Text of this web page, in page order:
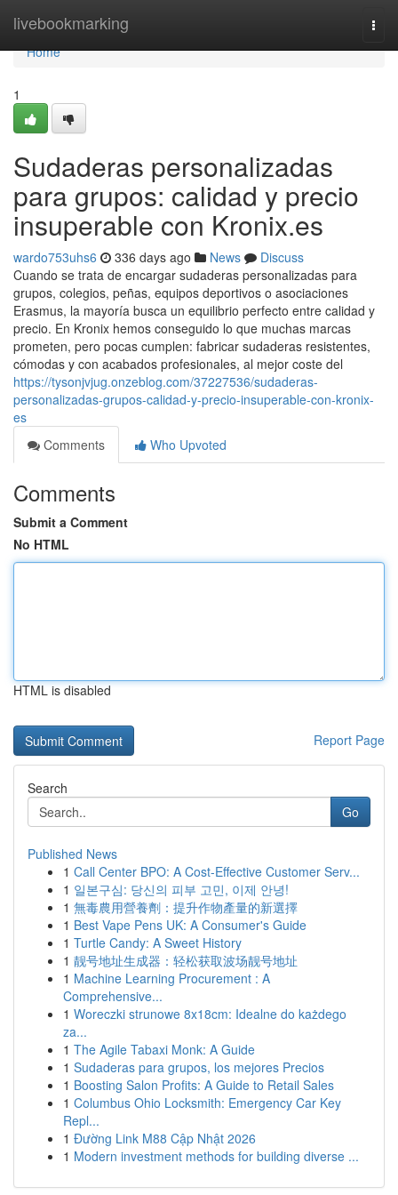
livebookmarking
Home
Home
1
Sudaderas personalizadas
para grupos: calidad y precio
insuperable con Kronix.es
wardo753uhs6 336 days ago News
Discuss
Cuando se trata de encargar sudaderas personalizadas para
grupos, colegios, peñas, equipos deportivos o asociaciones
Erasmus, la mayoría busca un equilibrio perfecto entre calidad y
precio. En Kronix hemos conseguido lo que muchas marcas
prometen, pero pocas cumplen: fabricar sudaderas resistentes,
cómodas y con acabados profesionales, al mejor coste del
https://tysonjvjug.onzeblog.com/37227536/sudaderas-
personalizadas-grupos-calidad-y-precio-insuperable-con-kronix-
es
Comments
Who Upvoted
Comments
Submit a Comment
No HTML
HTML is disabled
Report Page
Search
Go
Published News
1 Call Center BPO: A Cost-Effective Customer Serv...
1 일본구심: 당신의 피부 고민, 이제 안녕!
1 無毒農用營養劑：提升作物產量的新選擇
1 Best Vape Pens UK: A Consumer's Guide
1 Turtle Candy: A Sweet History
1 靓号地址生成器：轻松获取波场靓号地址
1 Machine Learning Procurement : A
Comprehensive...
1 Woreczki strunowe 8x18cm: Idealne do każdego
za...
1 The Agile Tabaxi Monk: A Guide
1 Sudaderas para grupos, los mejores Precios
1 Boosting Salon Profits: A Guide to Retail Sales
1 Columbus Ohio Locksmith: Emergency Car Key
Repl...
1 Đường Link M88 Cập Nhật 2026
1 Modern investment methods for building diverse ...